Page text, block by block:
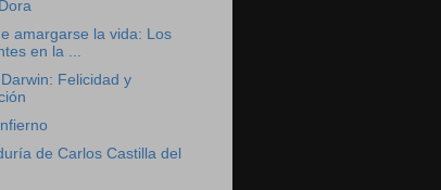
amargarse la vida: Los
en la ...
Felicidad y
de Carlos Castilla del